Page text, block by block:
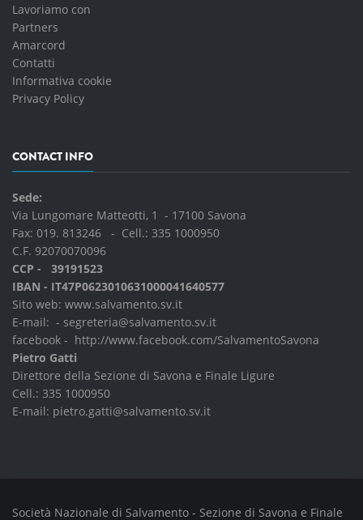
Lavoriamo con
Partners
Amarcord
Contatti
Informativa cookie
Privacy Policy
CONTACT INFO
Sede:
Via Lungomare Matteotti, 1 - 17100 Savona
Fax: 019. 813246 - Cell.: 335 1000950
C.F. 92070070096
CCP - 39191523
IBAN - IT47P0623010631000041640577
Sito web: www.salvamento.sv.it
E-mail: - segreteria@salvamento.sv.it
facebook - http://www.facebook.com/SalvamentoSavona
Pietro Gatti
Direttore della Sezione di Savona e Finale Ligure
Cell.: 335 1000950
E-mail: pietro.gatti@salvamento.sv.it
Società Nazionale di Salvamento - Sezione di Savona e Finale